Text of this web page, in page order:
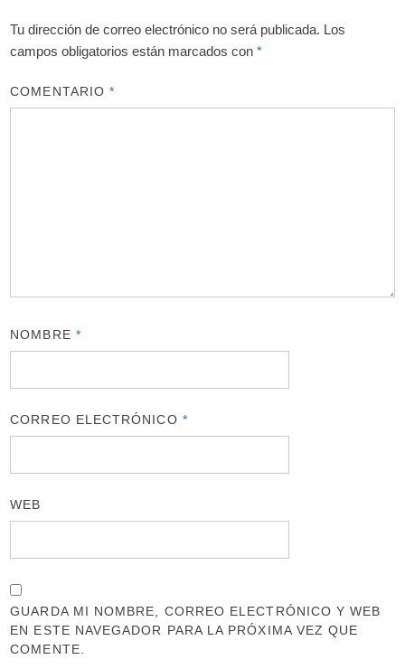
Tu dirección de correo electrónico no será publicada. Los
campos obligatorios están marcados con*
COMENTARIO*
NOMBRE *
CORREO ELECTRÓNICO *
WEB
GUARDA MI NOMBRE, CORREO ELECTRÓNICO Y WEB
EN ESTE NAVEGADOR PARA LA PRÓXIMA VEZ QUE
COMENTE.